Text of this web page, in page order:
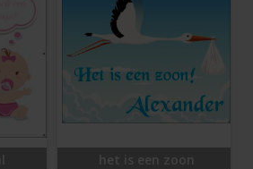
het is een zoon